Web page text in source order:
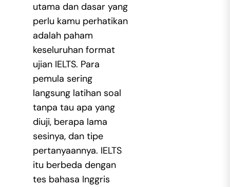
utama dan dasar yang
perlu kamu perhatikan
adalah paham
keseluruhan format
ujian IELTS. Para
pemula sering
langsung latihan soal
tanpa tau apa yang
diuji, berapa lama
sesinya, dan tipe
pertanyaannya. IELTS
itu berbeda dengan
tes bahasa Inggris